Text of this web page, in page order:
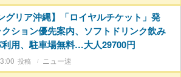
グリア沖縄】「ロイヤルチケット」発
ション優先案内、ソフトドリンク飲み
用、駐車場無料…大人29700円
ニュー速